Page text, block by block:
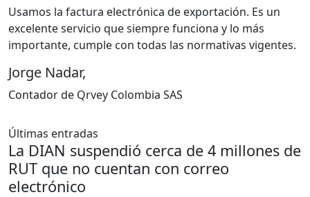
Usamos la factura electrónica de exportación. Es un
excelente servicio que siempre funciona y lo más
importante, cumple con todas las normativas vigentes.
Jorge Nadar,
Contador de Qrvey Colombia SAS
Últimas entradas
La DIAN suspendió cerca de 4 millones de
RUT que no cuentan con correo
electrónico